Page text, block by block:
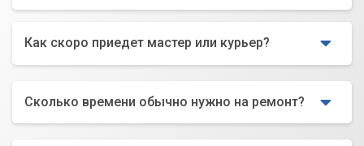
Как скоро приедет мастер или курьер?
Сколько времени обычно нужно на ремонт?